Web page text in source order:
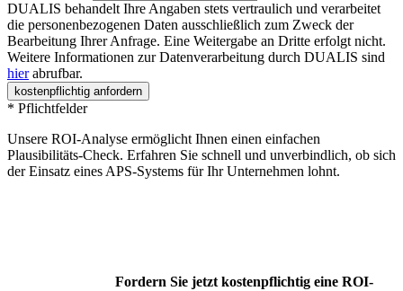
DUALIS behandelt Ihre Angaben stets vertraulich und verarbeitet
die personenbezogenen Daten ausschließlich zum Zweck der
Bearbeitung Ihrer Anfrage. Eine Weitergabe an Dritte erfolgt nicht.
Weitere Informationen zur Datenverarbeitung durch DUALIS sind
hierabrufbar.
kostenpflichtig anfordern
* Pflichtfelder
Unsere ROI-Analyse ermöglicht Ihnen einen einfachen
Plausibilitäts-Check. Erfahren Sie schnell und unverbindlich, ob sich
der Einsatz eines APS-Systems für Ihr Unternehmen lohnt.
Fordern Sie jetzt kostenpflichtig eine ROI-